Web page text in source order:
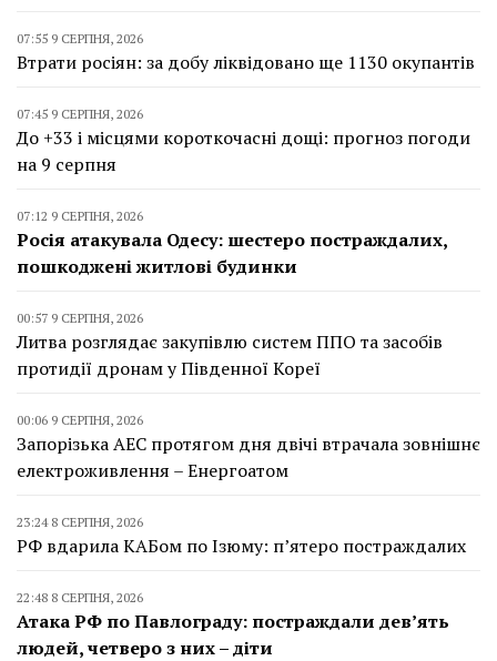
07:55 9 СЕРПНЯ, 2026
Втрати росіян: за добу ліквідовано ще 1130 окупантів
07:45 9 СЕРПНЯ, 2026
До +33 і місцями короткочасні дощі: прогноз погоди
на 9 серпня
07:12 9 СЕРПНЯ, 2026
Росія атакувала Одесу: шестеро постраждалих,
пошкоджені житлові будинки
00:57 9 СЕРПНЯ, 2026
Литва розглядає закупівлю систем ППО та засобів
протидії дронам у Південної Кореї
00:06 9 СЕРПНЯ, 2026
Запорізька АЕС протягом дня двічі втрачала зовнішнє
електроживлення – Енергоатом
23:24 8 СЕРПНЯ, 2026
РФ вдарила КАБом по Ізюму: п’ятеро постраждалих
22:48 8 СЕРПНЯ, 2026
Атака РФ по Павлограду: постраждали дев’ять
людей, четверо з них – діти